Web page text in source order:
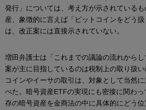
発行」については、考え方が示されている
産、象徴的に言えば「ビットコインをどう
は、改正案には直接示されていない。
増田弁護士は「これまでの議論の流れから
案が主に目指しているのは税制上の取り扱
コインやイーサの取引は、対象として当然
べた。暗号資産ETFの実現にも密接に関わ
存の暗号資産を金商法の中に具体的にどう